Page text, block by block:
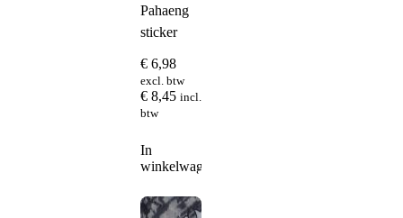
Pahaeng
sticker
€ 6,98
excl. btw
€ 8,45 incl.
btw
In
winkelwagen